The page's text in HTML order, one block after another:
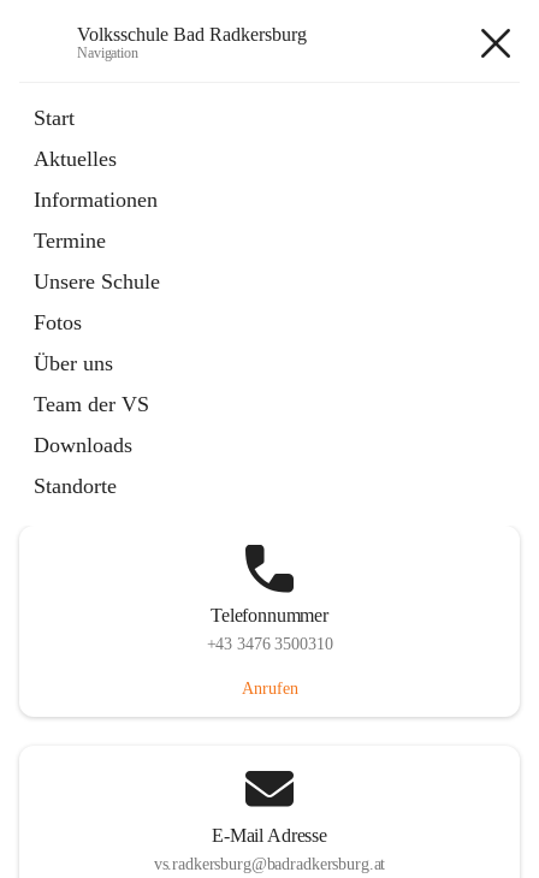
Volksschule Bad Radkersburg
Navigation
Start
Aktuelles
Informationen
Termine
Unsere Schule
Fotos
Über uns
Team der VS
Downloads
Standorte
Externe Webseite
in
Tab
Telefonnummer
+43 3476 3500310
Anrufen
E-Mail Adresse
vs.radkersburg@badradkersburg.at